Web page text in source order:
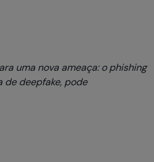
uma nova ameaça: o phishing
de deepfake, pode